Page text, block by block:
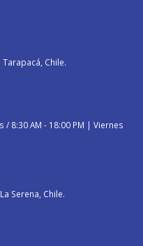
Chile.
/ 8:30 AM - 18:00 PM | Viernes
Serena, Chile.